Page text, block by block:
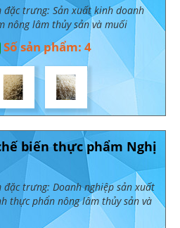
đặc trưng: Sản xuất kinh doanh
nông lâm thủy sản và muối
Số sản phẩm: 4
biến thực phẩm Nghị
đặc trưng: Doanh nghiệp sản xuất
thực phẩn nông lâm thủy sản và